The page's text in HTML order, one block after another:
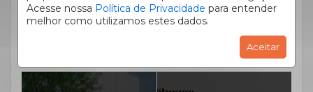
Acesse nossa Política de Privacidade para entender
melhor como utilizamos estes dados.
Aceitar
até a Fundação Cultural, localizada no Largo da Ordem, e
confira a programação completa de apresentações, shows